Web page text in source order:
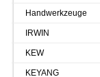
Handwerkzeuge
IRWIN
KEW
KEYANG